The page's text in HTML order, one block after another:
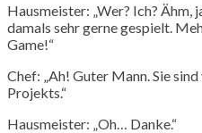
Hausmeister: „Wer? Ich? Ähm,
damals sehr gerne gespielt.
Game!“
Chef: „Ah! Guter Mann. Sie
Projekts.“
Hausmeister: „Oh… Danke.“